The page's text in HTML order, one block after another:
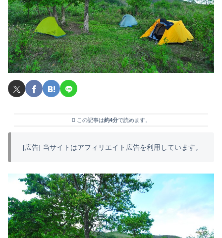
この記事は約4分で読めます。
[広告] 当サイトはアフィリエイト広告を利用しています。